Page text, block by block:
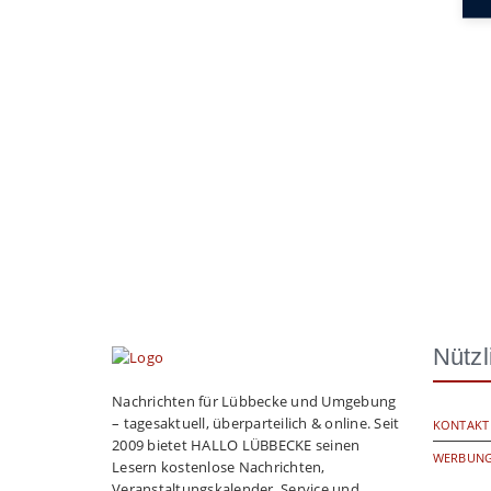
Nachrichten für Lübbecke und Umgebung
– tagesaktuell, überparteilich & online. Seit
2009 bietet HALLO LÜBBECKE seinen
Lesern kostenlose Nachrichten,
KONTAKT